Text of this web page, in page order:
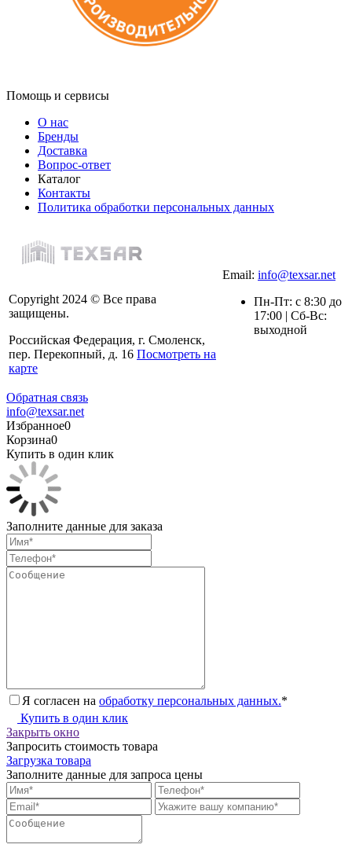
Помощь и сервисы
О нас
Бренды
Доставка
Вопрос-ответ
Каталог
Контакты
Политика обработки персональных данных
Copyright 2024 © Все права
защищены.
Российская Федерация, г. Смоленск,
пер. Перекопный, д. 16 Посмотреть на
карте
Email: info@texsar.net
Пн-Пт: с 8:30 до
17:00 | Сб-Вс:
выходной
Обратная связь
info@texsar.net
Избранное0
Корзина0
Купить в один клик
Заполните данные для заказа
Я согласен на обработку персональных данных.*
Купить в один клик
Закрыть окно
Запросить стоимость товара
Загрузка товара
Заполните данные для запроса цены